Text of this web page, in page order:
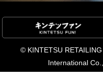
© KINTETSU
International